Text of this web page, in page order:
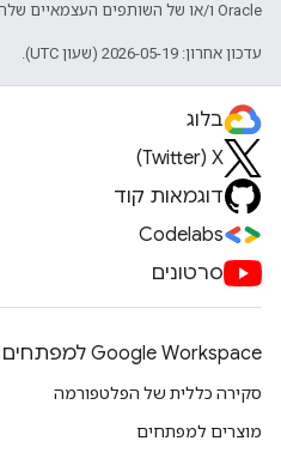
Oracle ו/או של השותפים העצמאיים שלה.
עדכון אחרון: 2026-05-19 (שעון UTC).
בלוג
X‏ (Twitter)
דוגמאות קוד
Codelabs
סרטונים
Google Workspace למפתחים
סקירה כללית של הפלטפורמה
מוצרים למפתחים